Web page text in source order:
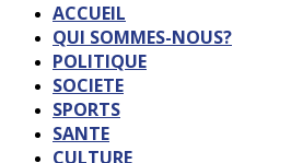
ACCUEIL
QUI SOMMES-NOUS?
POLITIQUE
SOCIETE
SPORTS
SANTE
CULTURE